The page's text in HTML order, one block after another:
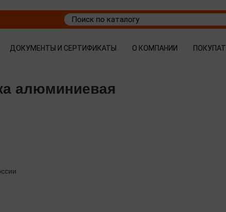
ДОКУМЕНТЫ И СЕРТИФИКАТЫ О КОМПАНИИ
алюминиевая